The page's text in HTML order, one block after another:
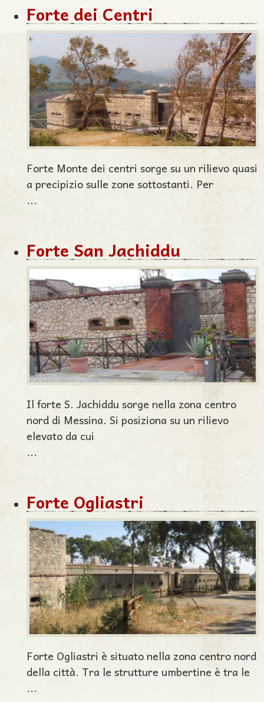
Forte dei Centri
Forte Monte dei centri sorge su un rilievo quasi
a precipizio sulle zone sottostanti. Per
...
Forte San Jachiddu
Il forte S. Jachiddu sorge nella zona centro
nord di Messina. Si posiziona su un rilievo
elevato da cui
...
Forte Ogliastri
Forte Ogliastri è situato nella zona centro nord
della città. Tra le strutture umbertine è tra le
...